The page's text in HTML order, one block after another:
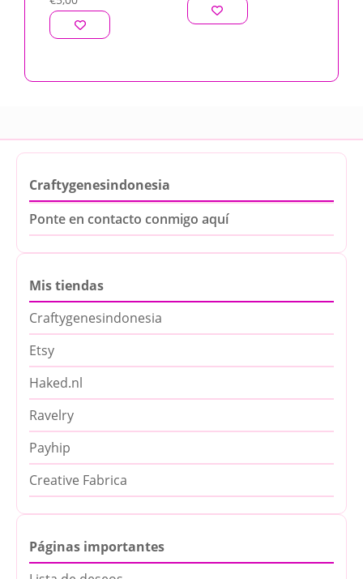
Craftygenesindonesia
Ponte en contacto conmigo aquí
Mis tiendas
Craftygenesindonesia
Etsy
Haked.nl
Ravelry
Payhip
Creative Fabrica
Páginas importantes